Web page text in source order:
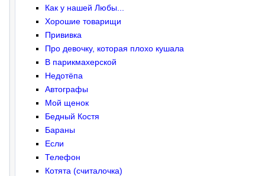
Как у нашей Любы...
Хорошие товарищи
Прививка
Про девочку, которая плохо кушала
В парикмахерской
Недотёпа
Автографы
Мой щенок
Бедный Костя
Бараны
Если
Телефон
Котята (считалочка)